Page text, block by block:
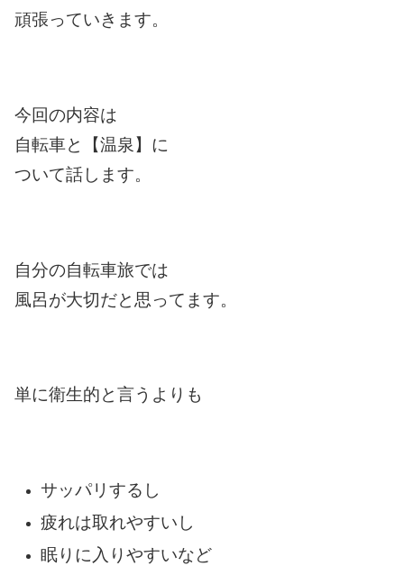
頑張っていきます。
今回の内容は
自転車と【温泉】に
ついて話します。
自分の自転車旅では
風呂が大切だと思ってます。
単に衛生的と言うよりも
サッパリするし
疲れは取れやすいし
眠りに入りやすいなど